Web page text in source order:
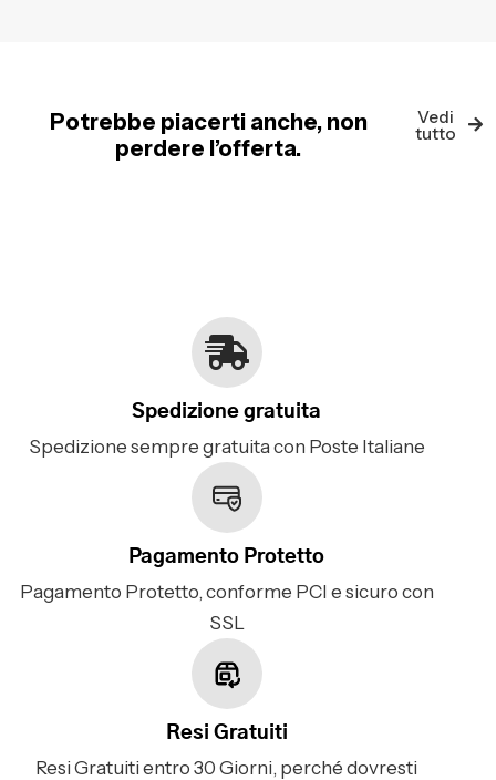
Potrebbe piacerti anche, non
perdere l’offerta.
Vedi
tutto
Spedizione gratuita
Spedizione sempre gratuita con Poste Italiane
Pagamento Protetto
Pagamento Protetto, conforme PCI e sicuro con
SSL
Resi Gratuiti
Resi Gratuiti entro 30 Giorni, perché dovresti